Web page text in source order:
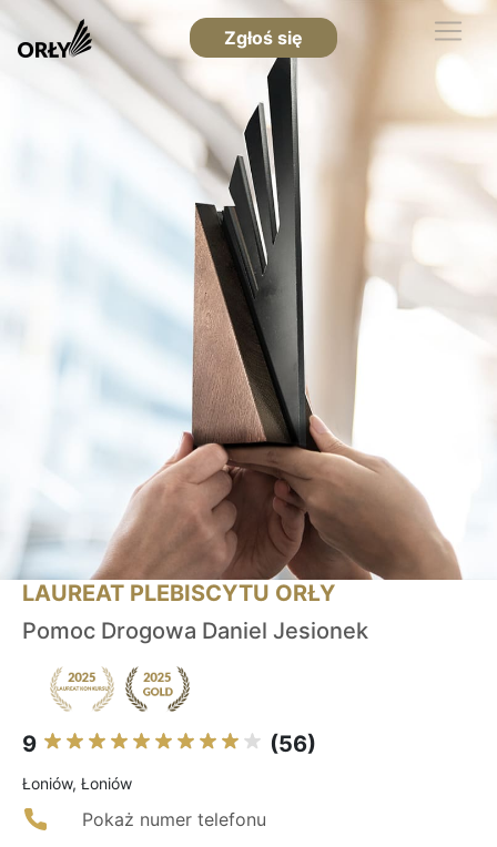
Zgłoś się
LAUREAT PLEBISCYTU ORŁY
Pomoc Drogowa Daniel Jesionek
9 (56)
Łoniów, Łoniów
Pokaż numer telefonu